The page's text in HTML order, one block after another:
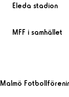
Eleda stadion
MFF i samhället
Malmö